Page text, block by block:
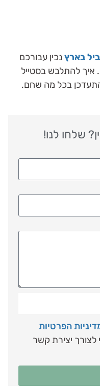
בארץנכין עבורכם
מגוון מאמרים לקראת חורף 2022. איך להתלבש בסטייל
בכל מה שחם.
שלחו לנו!
הפרטיות
יצירת קשר